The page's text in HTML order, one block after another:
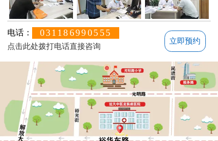
电话： 031186990555
点击此处拨打电话直接咨询
立即预约